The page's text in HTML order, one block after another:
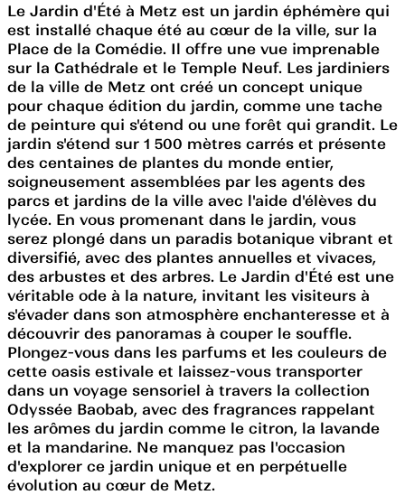
Le Jardin d'Été à Metz est un jardin éphémère qui
est installé chaque été au cœur de la ville, sur la
Place de la Comédie. Il offre une vue imprenable
sur la Cathédrale et le Temple Neuf. Les jardiniers
de la ville de Metz ont créé un concept unique
pour chaque édition du jardin, comme une tache
de peinture qui s'étend ou une forêt qui grandit. Le
jardin s'étend sur 1 500 mètres carrés et présente
des centaines de plantes du monde entier,
soigneusement assemblées par les agents des
parcs et jardins de la ville avec l'aide d'élèves du
lycée. En vous promenant dans le jardin, vous
serez plongé dans un paradis botanique vibrant et
diversifié, avec des plantes annuelles et vivaces,
des arbustes et des arbres. Le Jardin d'Été est une
véritable ode à la nature, invitant les visiteurs à
s'évader dans son atmosphère enchanteresse et à
découvrir des panoramas à couper le souffle.
Plongez-vous dans les parfums et les couleurs de
cette oasis estivale et laissez-vous transporter
dans un voyage sensoriel à travers la collection
Odyssée Baobab, avec des fragrances rappelant
les arômes du jardin comme le citron, la lavande
et la mandarine. Ne manquez pas l'occasion
d'explorer ce jardin unique et en perpétuelle
évolution au cœur de Metz.